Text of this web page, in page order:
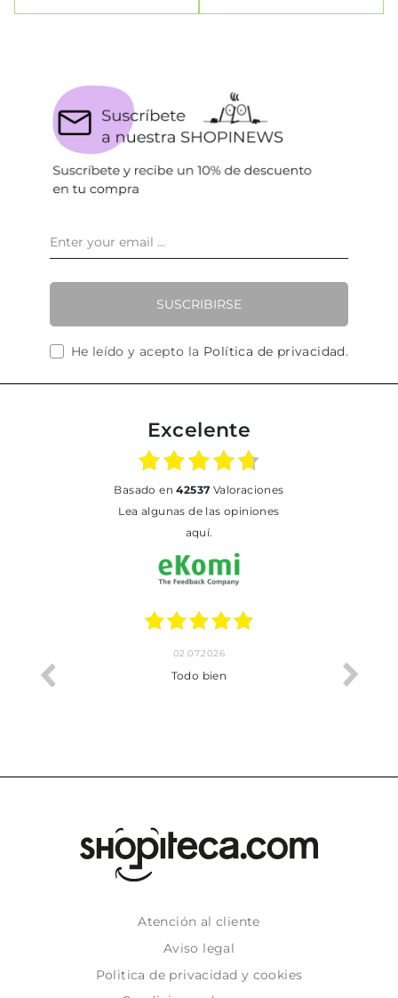
SUSCRIBIRSE
He leído y acepto la Política de privacidad.
Excelente
basado en42537 Valoraciones
Lea algunas de las opiniones
aquí.
02.07.2026
Todo bien
Atención al cliente
Aviso legal
Politica de privacidad y cookies